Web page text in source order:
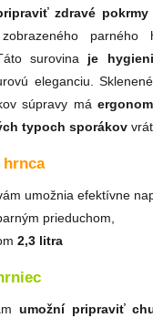
zdravé pokrmy
surovina je
eleganciu.
súpravy má
typoch sporákov
hrnca
umožnia efektívne
prieduchom,
2,3 litra
umožní pripraviť